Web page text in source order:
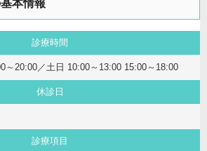
本情報
診療時間
～20:00／土日 10:00～13:00 15:00～18:00
休診日
診療項目